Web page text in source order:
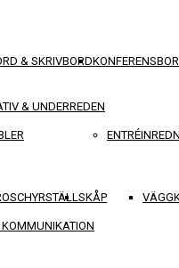
& SKRIVBORD
& UNDERREDEN
SKÅP
KOMMUNIKATION